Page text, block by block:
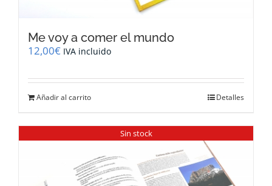
Me voy a comer el mundo
12,00€ IVA incluido
Añadir al carrito Detalles
Sin stock